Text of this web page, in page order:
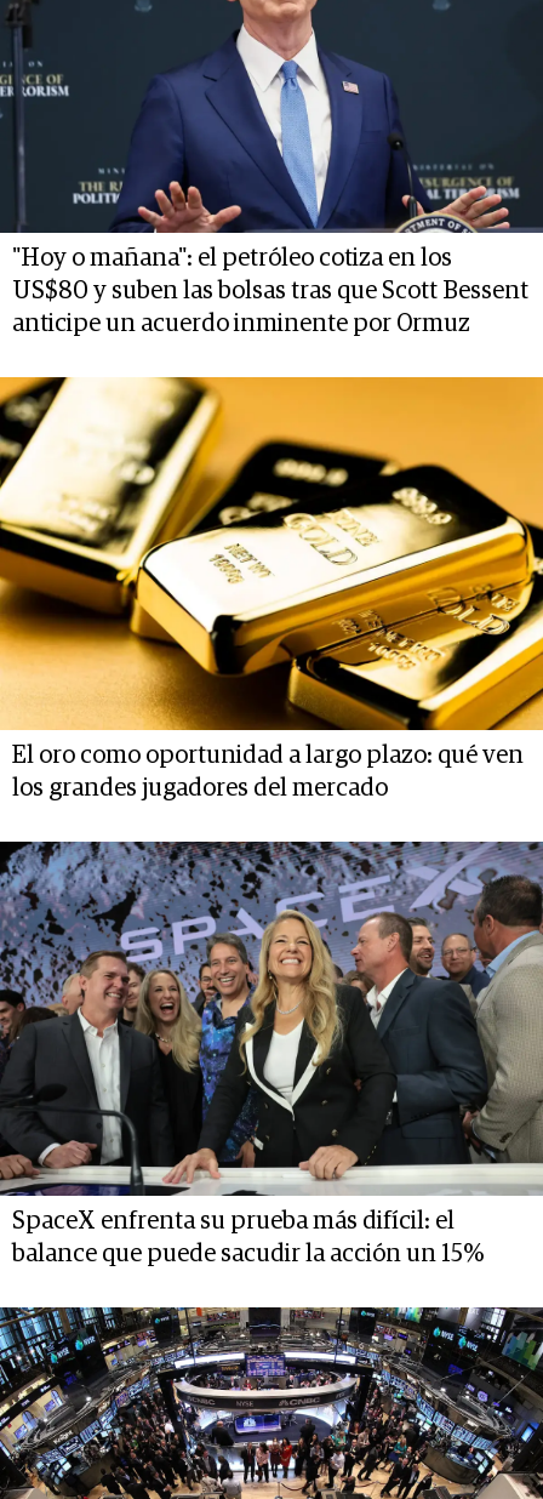
"Hoy o mañana": el petróleo cotiza en los
US$80 y suben las bolsas tras que Scott Bessent
anticipe un acuerdo inminente por Ormuz
El oro como oportunidad a largo plazo: qué ven
los grandes jugadores del mercado
SpaceX enfrenta su prueba más difícil: el
balance que puede sacudir la acción un 15%